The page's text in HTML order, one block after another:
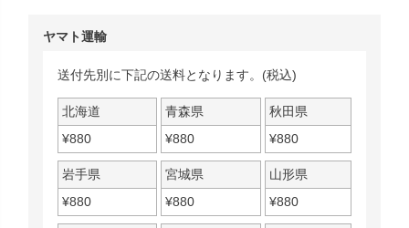
ヤマト運輸
送付先別に下記の送料となります。(税込)
北海道
¥880
青森県
¥880
秋田県
¥880
岩手県
¥880
宮城県
¥880
山形県
¥880